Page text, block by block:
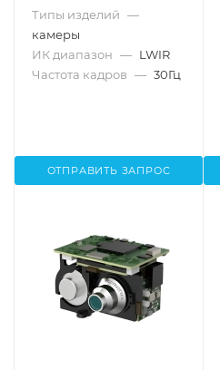
Типы изделий —
камеры
ИК диапазон — LWIR
Частота кадров — 30Гц
ОТПРАВИТЬ ЗАПРОС